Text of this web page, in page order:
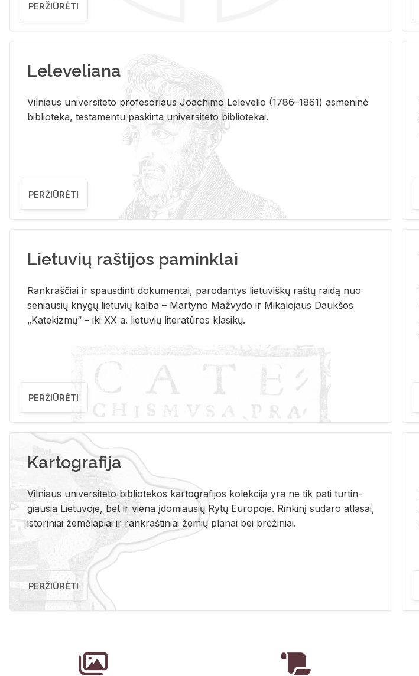
PERŽIŪRĖTI
Leleveliana
Vil­niaus uni­ver­si­te­to pro­fe­so­riaus Jo­a­chi­mo Le­le­ve­lio (1786–1861) as­me­ni­nė
bi­b­lio­te­ka, te­sta­men­tu pa­skir­ta uni­ver­si­te­to bi­b­lio­te­kai.
PERŽIŪRĖTI
Lietuvių raštijos paminklai
Rank­raš­čiai ir spaus­din­ti do­ku­men­tai, pa­ro­dan­tys lie­tu­viš­kų raš­tų rai­dą nuo
se­niau­sių kny­gų lie­tu­vių kal­ba – Mar­ty­no Ma­žvy­do ir Mi­ka­lo­jaus Dauk­šos
„Ka­te­kiz­mų“ – iki XX a. lie­tu­vių li­te­ra­tū­ros kla­si­kų.
PERŽIŪRĖTI
Kartografija
Vil­niaus uni­ver­si­te­to bi­b­lio­te­kos kar­to­gra­fi­jos ko­lek­ci­ja yra ne tik pati tur­tin­
giau­sia Lie­tu­vo­je, bet ir vie­na įdo­miau­sių Rytų Eu­ro­po­je. Rin­ki­nį su­da­ro at­la­sai,
is­to­ri­niai že­mė­la­piai ir rank­raš­ti­niai že­mių pla­nai bei brė­ži­niai.
PERŽIŪRĖTI